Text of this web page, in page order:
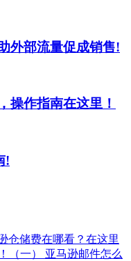
外部流量促成销售!
操作指南在这里！
!
仓储费在哪看？在这里
（一）
亚马逊邮件怎么